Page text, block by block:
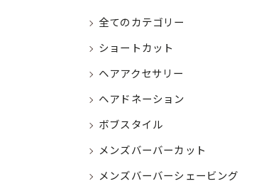
全てのカテゴリー
ショートカット
ヘアアクセサリー
ヘアドネーション
ボブスタイル
メンズバーバーカット
メンズバーバーシェービング